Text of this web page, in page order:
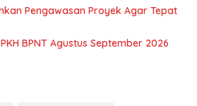
Pengawasan Proyek Agar Tepat
BPNT Agustus September 2026